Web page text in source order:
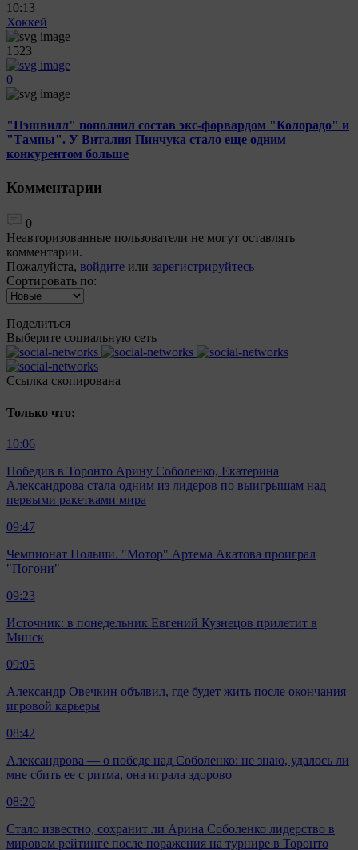
10:13
Хоккей
1523
0
"Нэшвилл" пополнил состав экс-форвардом "Колорадо" и
"Тампы". У Виталия Пинчука стало еще одним
конкурентом больше
Комментарии
0
Неавторизованные пользователи не могут оставлять
комментарии.
Пожалуйста, войдите или зарегистрируйтесь
Сортировать по:
Поделиться
Выберите социальную сеть
Ccылка скопирована
Только что:
10:06
Победив в Торонто Арину Соболенко, Екатерина
Александрова стала одним из лидеров по выигрышам над
первыми ракетками мира
09:47
Чемпионат Польши. "Мотор" Артема Акатова проиграл
"Погони"
09:23
Источник: в понедельник Евгений Кузнецов прилетит в
Минск
09:05
Александр Овечкин объявил, где будет жить после окончания
игровой карьеры
08:42
Александрова — о победе над Соболенко: не знаю, удалось ли
мне сбить ее с ритма, она играла здорово
08:20
Стало известно, сохранит ли Арина Соболенко лидерство в
мировом рейтинге после поражения на турнире в Торонто